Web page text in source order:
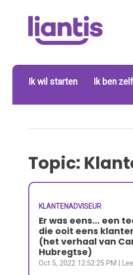
Ik wil starten Ik ben
Topic:
KLANTENADVISEUR
Er was eens… een
die ooit eens
(het verhaal van
Hubregtse)
Oct 5, 2022 12:52:25 PM |